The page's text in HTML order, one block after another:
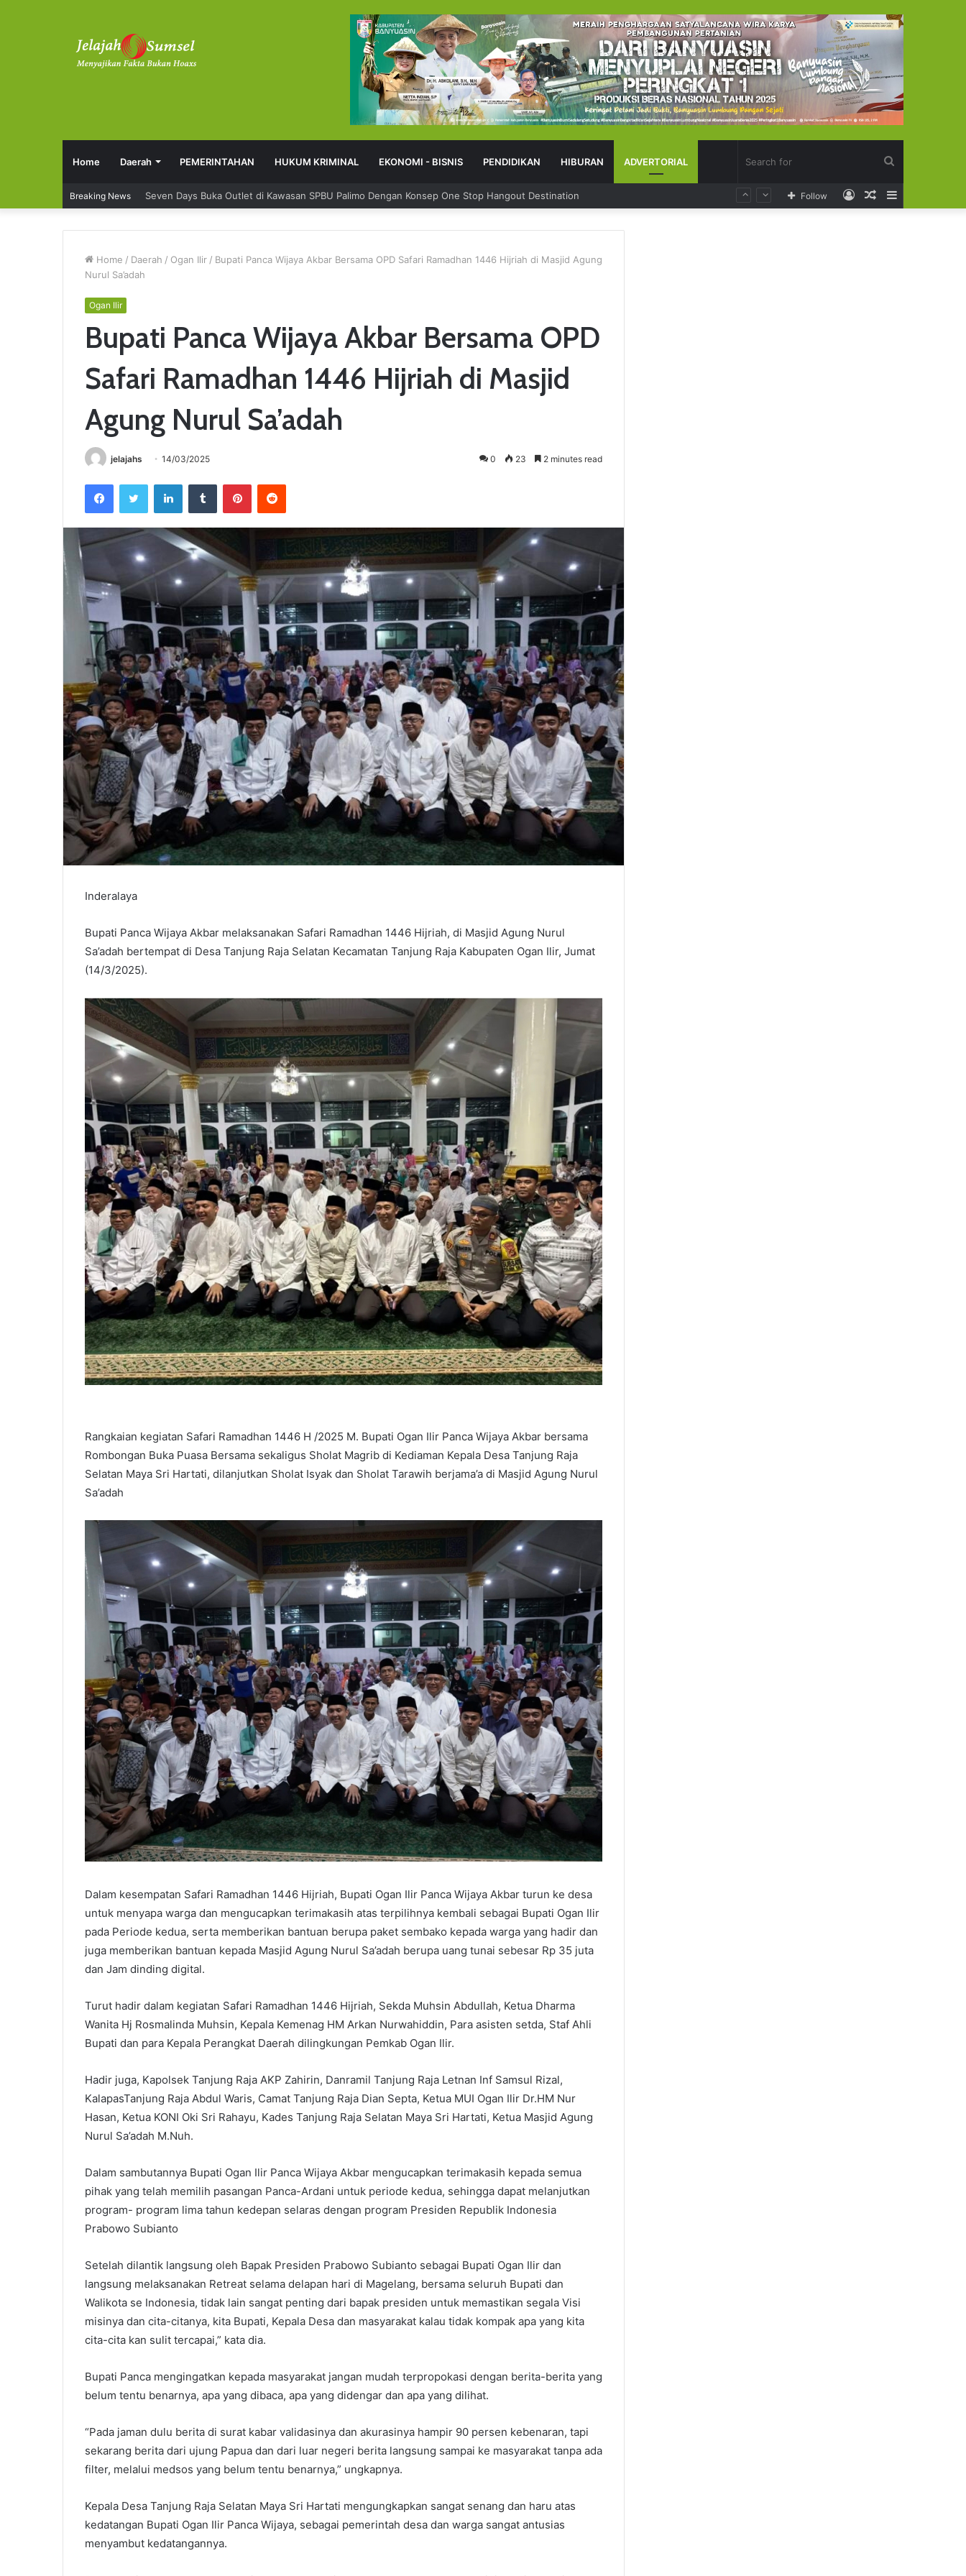
Home Daerah PEMERINTAHAN HUKUM KRIMINAL EKONOMI - BISNIS PENDIDIKAN HIBURAN ADVERTORIAL
Breaking News RSUD Talang Ubi Permudah Masyarakat Sampaikan Keluhan Lewat Kanal Pengaduan Resmi
Random
Log
Follow
Home / Daerah / Ogan Ilir / Bupati Panca Wijaya Akbar Bersama OPD Safari Ramadhan 1446 Hijriah di Masjid Agung
Nurul Sa’adah
Ogan Ilir
Bupati Panca Wijaya Akbar Bersama OPD
Safari Ramadhan 1446 Hijriah di Masjid
Agung Nurul Sa’adah
jelajahs 14/03/2025 0 23 2 minutes read
Inderalaya
Bupati Panca Wijaya Akbar melaksanakan Safari Ramadhan 1446 Hijriah, di Masjid Agung Nurul
Sa’adah bertempat di Desa Tanjung Raja Selatan Kecamatan Tanjung Raja Kabupaten Ogan Ilir, Jumat
(14/3/2025).
Rangkaian kegiatan Safari Ramadhan 1446 H /2025 M. Bupati Ogan Ilir Panca Wijaya Akbar bersama
Rombongan Buka Puasa Bersama sekaligus Sholat Magrib di Kediaman Kepala Desa Tanjung Raja
Selatan Maya Sri Hartati, dilanjutkan Sholat Isyak dan Sholat Tarawih berjama’a di Masjid Agung Nurul
Sa’adah
Dalam kesempatan Safari Ramadhan 1446 Hijriah, Bupati Ogan Ilir Panca Wijaya Akbar turun ke desa
untuk menyapa warga dan mengucapkan terimakasih atas terpilihnya kembali sebagai Bupati Ogan Ilir
pada Periode kedua, serta memberikan bantuan berupa paket sembako kepada warga yang hadir dan
juga memberikan bantuan kepada Masjid Agung Nurul Sa’adah berupa uang tunai sebesar Rp 35 juta
dan Jam dinding digital.
Turut hadir dalam kegiatan Safari Ramadhan 1446 Hijriah, Sekda Muhsin Abdullah, Ketua Dharma
Wanita Hj Rosmalinda Muhsin, Kepala Kemenag HM Arkan Nurwahiddin, Para asisten setda, Staf Ahli
Bupati dan para Kepala Perangkat Daerah dilingkungan Pemkab Ogan Ilir.
Hadir juga, Kapolsek Tanjung Raja AKP Zahirin, Danramil Tanjung Raja Letnan Inf Samsul Rizal,
KalapasTanjung Raja Abdul Waris, Camat Tanjung Raja Dian Septa, Ketua MUI Ogan Ilir Dr.HM Nur
Hasan, Ketua KONI Oki Sri Rahayu, Kades Tanjung Raja Selatan Maya Sri Hartati, Ketua Masjid Agung
Nurul Sa’adah M.Nuh.
Dalam sambutannya Bupati Ogan Ilir Panca Wijaya Akbar mengucapkan terimakasih kepada semua
pihak yang telah memilih pasangan Panca-Ardani untuk periode kedua, sehingga dapat melanjutkan
program- program lima tahun kedepan selaras dengan program Presiden Republik Indonesia
Prabowo Subianto
Setelah dilantik langsung oleh Bapak Presiden Prabowo Subianto sebagai Bupati Ogan Ilir dan
langsung melaksanakan Retreat selama delapan hari di Magelang, bersama seluruh Bupati dan
Walikota se Indonesia, tidak lain sangat penting dari bapak presiden untuk memastikan segala Visi
misinya dan cita-citanya, kita Bupati, Kepala Desa dan masyarakat kalau tidak kompak apa yang kita
cita-cita kan sulit tercapai,” kata dia.
Bupati Panca mengingatkan kepada masyarakat jangan mudah terpropokasi dengan berita-berita yang
belum tentu benarnya, apa yang dibaca, apa yang didengar dan apa yang dilihat.
“Pada jaman dulu berita di surat kabar validasinya dan akurasinya hampir 90 persen kebenaran, tapi
sekarang berita dari ujung Papua dan dari luar negeri berita langsung sampai ke masyarakat tanpa ada
filter, melalui medsos yang belum tentu benarnya,” ungkapnya.
Kepala Desa Tanjung Raja Selatan Maya Sri Hartati mengungkapkan sangat senang dan haru atas
kedatangan Bupati Ogan Ilir Panca Wijaya, sebagai pemerintah desa dan warga sangat antusias
menyambut kedatangannya.